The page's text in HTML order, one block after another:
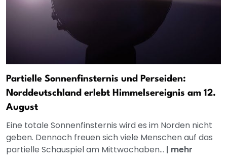
Partielle Sonnenfinsternis und Perseiden:
Norddeutschland erlebt Himmelsereignis am 12.
August
Eine totale Sonnenfinsternis wird es im Norden nicht
geben. Dennoch freuen sich viele Menschen auf das
partielle Schauspiel am Mittwochaben... | mehr